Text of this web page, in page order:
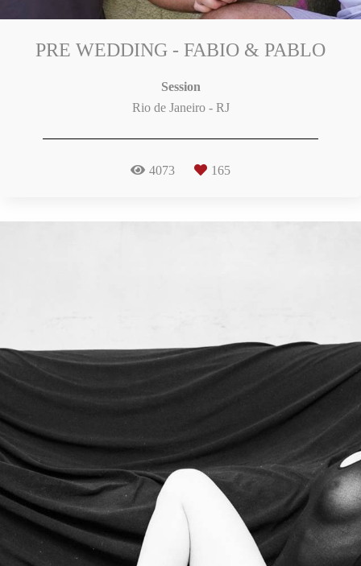
PRE WEDDING - FABIO & PABLO
Session
Rio de Janeiro - RJ
4073 165